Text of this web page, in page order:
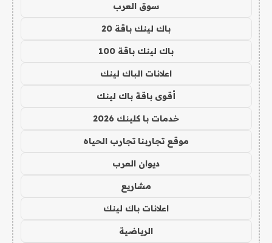
سوق العرب
باك لينك باقة 20
باك لينك باقة 100
اعلانات الباك لينك
أقوى باقة باك لينك
خدمات با كلينك 2026
موقع تجاربنا تجارب الحياه
ديوان العرب
مشاريع
اعلانات باك لينك
الرياضية